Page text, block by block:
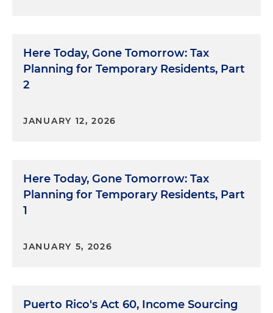
Here Today, Gone Tomorrow: Tax
Planning for Temporary Residents, Part
2
JANUARY 12, 2026
Here Today, Gone Tomorrow: Tax
Planning for Temporary Residents, Part
1
JANUARY 5, 2026
Puerto Rico's Act 60, Income Sourcing